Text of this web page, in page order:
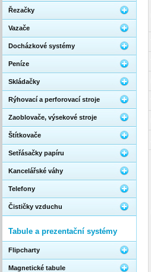
Řezačky
Vazače
Docházkové systémy
Peníze
Skládačky
Rýhovací a perforovací stroje
Zaoblovače, výsekové stroje
Štítkovače
Setřásačky papíru
Kancelářské váhy
Telefony
Čističky vzduchu
Tabule a prezentační systémy
Flipcharty
Magnetické tabule